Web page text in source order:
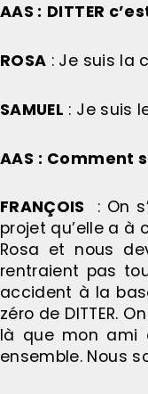
AAS : DITTER
ROSA : Je suis la
SAMUEL : Je suis
AAS : Comment
FRANÇOIS : On
projet qu’elle a à
Rosa et nous
rentraient pas
accident à la
zéro de DITTER.
là que mon ami
ensemble. Nous